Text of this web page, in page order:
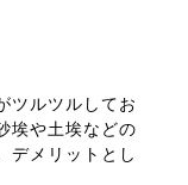
ツルツルしてお
埃や土埃などの
デメリットとし